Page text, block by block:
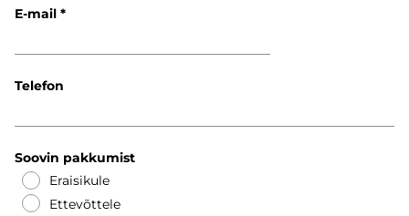
E-mail
Telefon
Soovin pakkumist
Eraisikule
Ettevõttele